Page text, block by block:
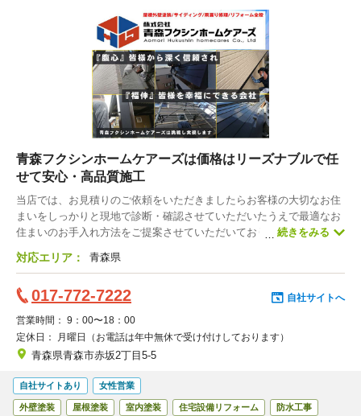
青森フクシンホームケアーズは価格はリーズナブルで任
せて安心・高品質施工
当店では、お見積りのご依頼をいただきましたらお客様の大切なお住
まいをしっかりと現地で診断・確認させていただいたうえで最適なお
住まいのお手入れ方法をご提案させていただいております。 数多くの
いろんな業者さんがいる中で、業者さんによってはお手入れ方法もピ
ンからキリ・多種多様ですが、心無い業者に任せてしまい、短期間で
んとうにたくさんおられます。 当店では外壁塗装におかれまして通常
で塗膜保障を10年保証させていただいておりますので、10年以上はお
手入れが必要ないような材料・工法のご提案を、可能な限りリーズナ
ブルな価格でご案内させていただいております。 万が一、保証期間内
に異常がでてしまった場合には迅速にもちろん無償にて対応させてい
ただきます。 また、多くのお客様から青森フクシンホームケアーズに
工事を任せていただいています決め手が『施工画像報告書』です！ 施
工画像報告書には工事の工程を全て写真撮影し記録し、お客様とお約
続きをみる
対応エリア： 青森県
017-772-7222
自社サイトへ
営業時間： 9：00〜18：00
定休日：
月曜日（お電話は年中無休で受け付けしております）
青森県青森市赤坂2丁目5-5
特
徴
自社サイトあり 女性営業
対外壁塗装 屋根塗装 室内塗装 住宅設備リフォーム 防水工事